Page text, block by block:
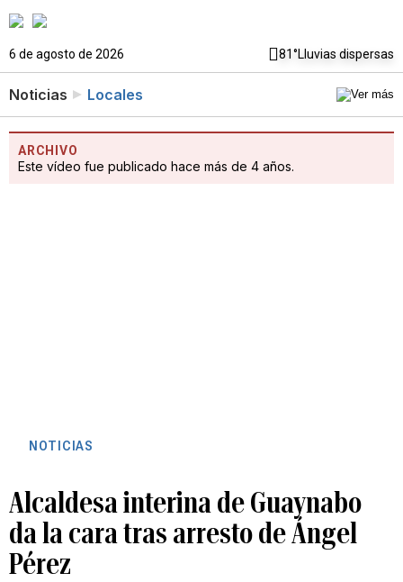
6 de agosto de 2026 81°Lluvias dispersas
Noticias Locales
ARCHIVO
Este vídeo fue publicado hace más de 4 años.
NOTICIAS
Alcaldesa interina de Guaynabo
da la cara tras arresto de Ángel
Pérez